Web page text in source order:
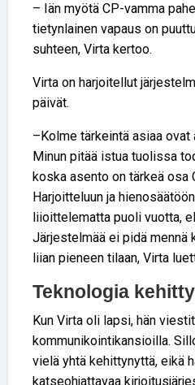
– Iän myötä CP-vamma
tietynlainen vapaus on
suhteen, Virta kertoo.
Virta on harjoitellut
päivät.
–Kolme tärkeintä asiaa ovat
Minun pitää istua tuolissa
koska asento on tärkeä osa
Harjoitteluun ja
liioittelematta puoli vuotta,
Järjestelmää ei pidä mennä
liian pieneen tilaan, Virta
Teknologia
Kun Virta oli lapsi, hän
kommunikointikansioilla.
vielä yhtä kehittynyttä, eikä
katseohjattavaa